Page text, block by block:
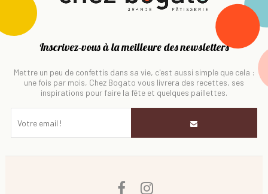
Inscrivez-vous à la meilleure des newsletters
Mettre un peu de confettis dans sa vie, c'est aussi simple que cela :
une fois par mois, Chez Bogato vous livrera des recettes, ses
inspirations pour faire la fête et quelques paillettes.
Facebook